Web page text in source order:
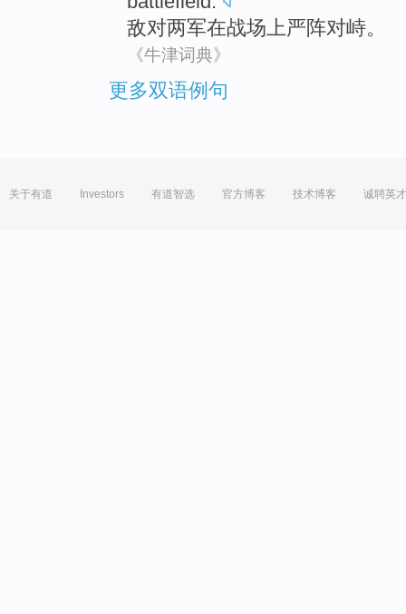
敌对两军在战场上严阵对峙。
《牛津词典》
更多双语例句
关于有道 Investors 有道智选 官方博客 技术博客 诚聘英才